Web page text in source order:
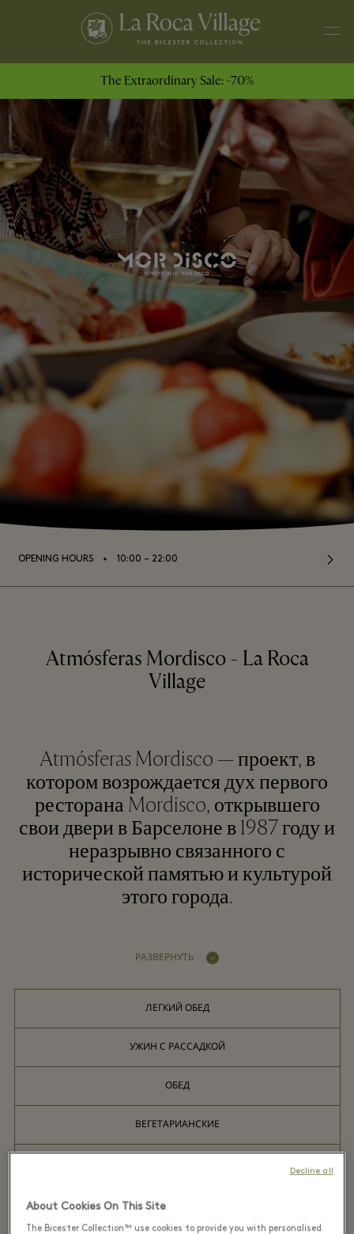
The Extraordinary Sale: -70%
OPENING HOURS ⬩ 10:00 – 22:00
Atmósferas Mordisco - La Roca
Village
Atmósferas Mordisco — проект, в
котором возрождается дух первого
ресторана Mordisco, открывшего
свои двери в Барселоне в 1987 году и
неразрывно связанного с
исторической памятью и культурой
этого города.
РАЗВЕРНУТЬ
ЛЕГКИЙ ОБЕД
УЖИН С РАССАДКОЙ
ОБЕД
ВЕГЕТАРИАНСКИЕ
ВЕГЕТАРИАНСКИЕ
About Cookies On This Site
The Bicester Collection™ use cookies to provide you with personalised
Decline all